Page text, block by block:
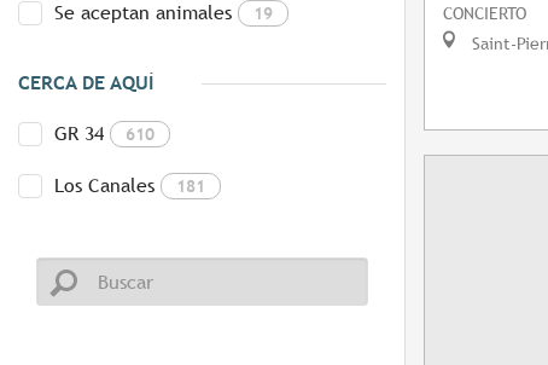
Se aceptan animales 19
CERCA DE AQUÍ
GR 34 610
Los Canales 181
CONCIERTO
Saint-